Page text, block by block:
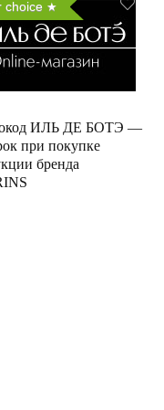
choice
ИЛЬ ДЕ БОТЭ —
при покупке
бренда